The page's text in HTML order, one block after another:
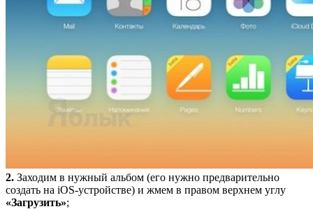
2. Заходим в нужный альбом (его нужно предварительно
создать на iOS-устройстве) и жмем в правом верхнем углу
«Загрузить»;